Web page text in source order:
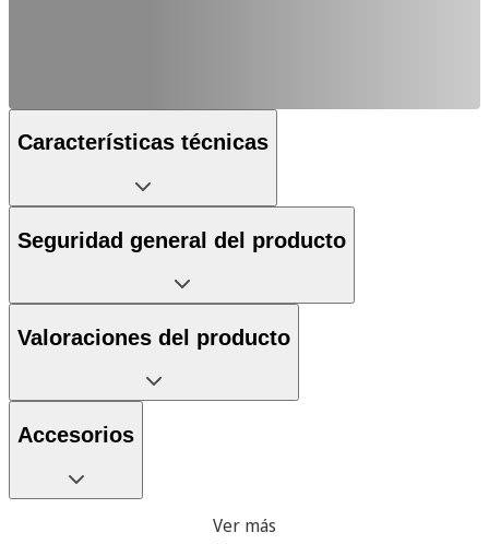
Características técnicas
Seguridad general del producto
Valoraciones del producto
Accesorios
Ver más